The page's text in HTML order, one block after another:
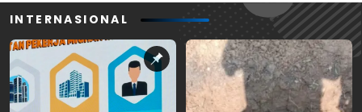
INTERNASIONAL